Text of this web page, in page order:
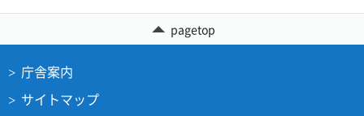
pagetop
庁舎案内
サイトマップ